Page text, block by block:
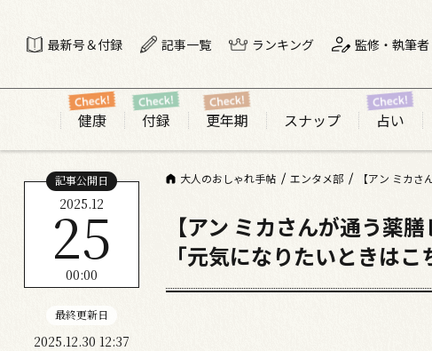
最新号＆付録 記事一覧 ランキング 監修・執筆者
健康 付録 更年期 スナップ 占い
大人のおしゃれ手帖 エンタメ部 【アン ミカ
記事公開日
2025.12
25
00:00
最終更新日
2025.12.30 12:37
【アン ミカさんが通う薬膳
「元気になりたいときは